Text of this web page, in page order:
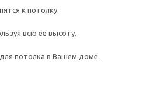
к потолку.
всю ее высоту.
потолка в Вашем доме.